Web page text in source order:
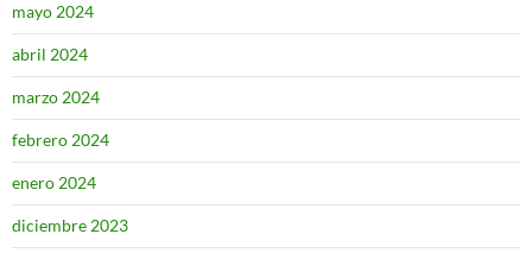
mayo 2024
abril 2024
marzo 2024
febrero 2024
enero 2024
diciembre 2023